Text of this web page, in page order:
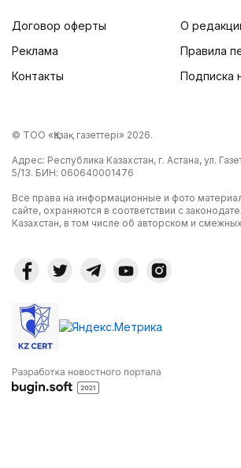
Договор оферты
Реклама
Контакты
О
Правила
Подписка
© ТОО «Қазақ газеттері» 2026.
Адрес: Республика Казахстан, г. Астана, ул.
5/13. БИН: 060640001476
Все права на информационные и фото
сайте, охраняются в соответствии с
Казахстан, в том числе об авторском и